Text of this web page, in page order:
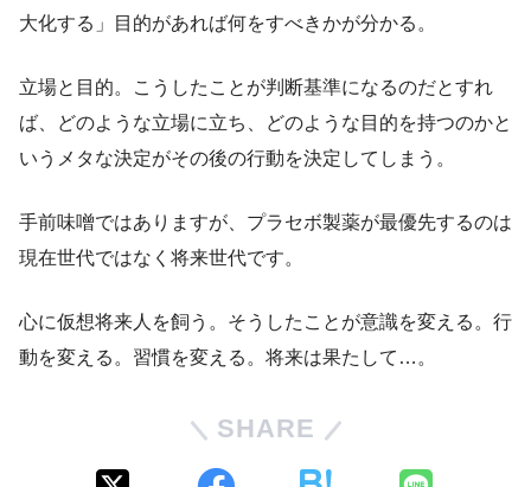
大化する」目的があれば何をすべきかが分かる。
立場と目的。こうしたことが判断基準になるのだとすれ
ば、どのような立場に立ち、どのような目的を持つのかと
いうメタな決定がその後の行動を決定してしまう。
手前味噌ではありますが、プラセボ製薬が最優先するのは
現在世代ではなく将来世代です。
心に仮想将来人を飼う。そうしたことが意識を変える。行
動を変える。習慣を変える。将来は果たして…。
SHARE